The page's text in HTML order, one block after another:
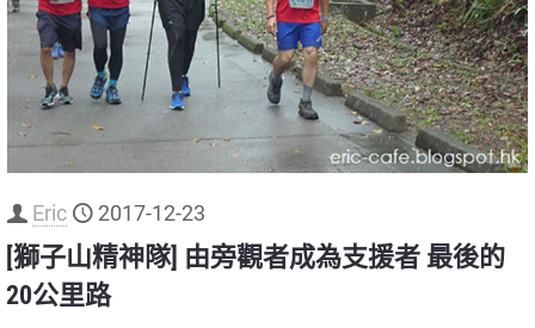
Eric 2017-12-23
[獅子山精神隊] 由旁觀者成為支援者 最後的
20公里路